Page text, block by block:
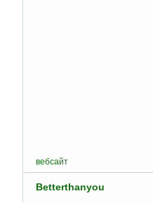
вебсайт
Betterthanyou